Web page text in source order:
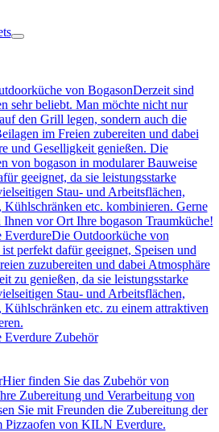
von BogasonDerzeit sind
sehr beliebt. Man möchte nicht nur
den Grill legen, sondern auch die
im Freien zubereiten und dabei
und Geselligkeit genießen. Die
von bogason in modularer Bauweise
geeignet, da sie leistungsstarke
Stau- und Arbeitsflächen,
Kühlschränken etc. kombinieren. Gerne
vor Ort Ihre bogason Traumküche!
EverdureDie Outdoorküche von
perfekt dafür geeignet, Speisen und
zuzubereiten und dabei Atmosphäre
zu genießen, da sie leistungsstarke
Stau- und Arbeitsflächen,
Kühlschränken etc. zu einem attraktiven
Everdure Zubehör
Hier finden Sie das Zubehör von
Zubereitung und Verarbeitung von
Sie mit Freunden die Zubereitung der
Pizzaofen von KILN Everdure.